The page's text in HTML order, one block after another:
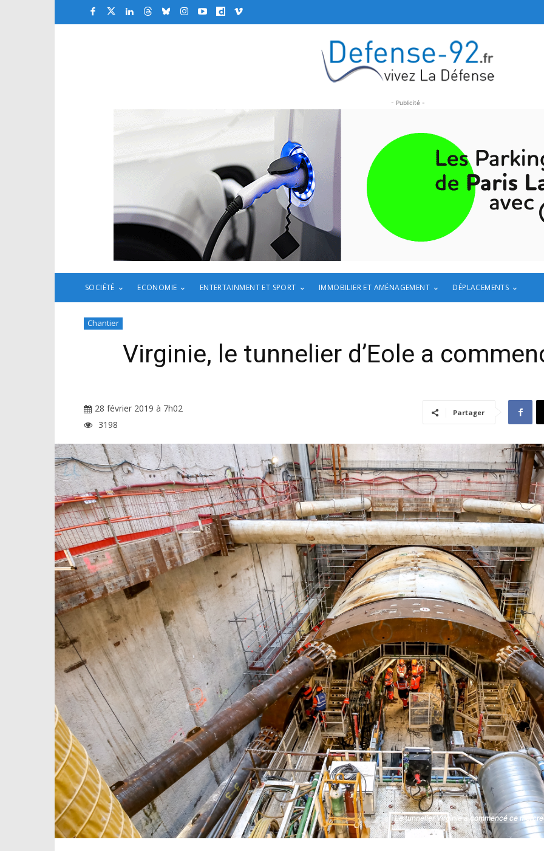
- Publicité -
SOCIÉTÉ ECONOMIE ENTERTAINMENT ET SPORT IMMOBILIER ET AMÉNAGEMENT DÉPLACEMENTS
Chantier
Virginie, le tunnelier d’Eole a
28 février 2019 à 7h02
3198
Partager
Le tunnelier Virginie a commencé ce
Le tunnelier Virginie a commencé ce